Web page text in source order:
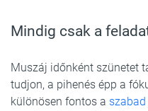
Mindig csak a
Muszáj időnként szünetet
tudjon, a pihenés épp a
különösen fontos a